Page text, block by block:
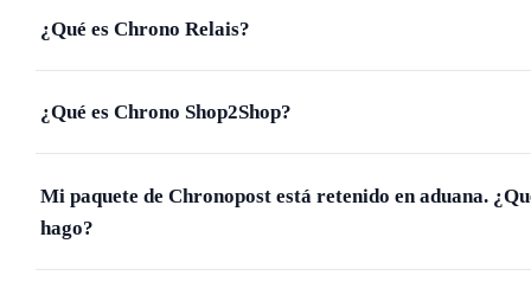
¿Qué es Chrono Relais?
¿Qué es Chrono Shop2Shop?
Mi paquete de Chronopost está retenido en aduana.
hago?